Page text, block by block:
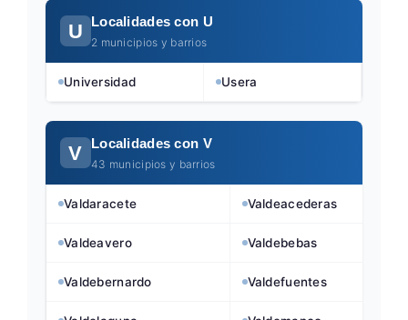
U Localidades con U
2 municipios y barrios
Universidad Usera
V Localidades con V
43 municipios y barrios
Valdaracete Valdeacederas
Valdeavero Valdebebas
Valdebernardo Valdefuentes